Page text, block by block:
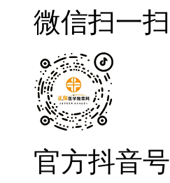
微信扫一扫
官方抖音号